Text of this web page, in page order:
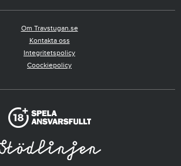
Om Travstugan.se
Kontakta oss
Integritetspolicy
Coockiepolicy